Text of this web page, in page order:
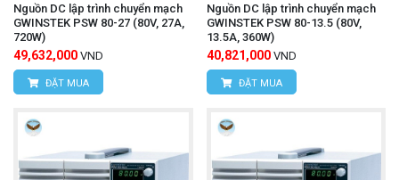
Nguồn DC lập trình chuyển mạch
GWINSTEK PSW 80-27 (80V, 27A,
720W)
49,632,000 VND
ĐẶT MUA
Nguồn DC lập trình chuyển mạch
GWINSTEK PSW 80-13.5 (80V,
13.5A, 360W)
40,821,000 VND
ĐẶT MUA